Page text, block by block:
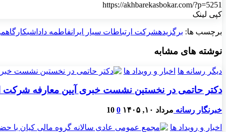
https://akhbarekasbokar.com/?p=5251
کپی لینک
برچسب ها: برگزيدهشرکت ارتباطات سیار ایرانفاطمه داداشیکارگاه
نوشته های مشابه
دیگر رسانه ها اخبار و رویداد ها
دکتر حاتمی در نخستین نشست خبری آیین معارفه
خبرنگار رسانه مرداد ۱۰, ۱۴۰۵ 0
10
اخبار و رویداد ها